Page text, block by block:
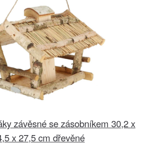
závěsné se zásobníkem 30,2 x
x 27,5 cm dřevěné